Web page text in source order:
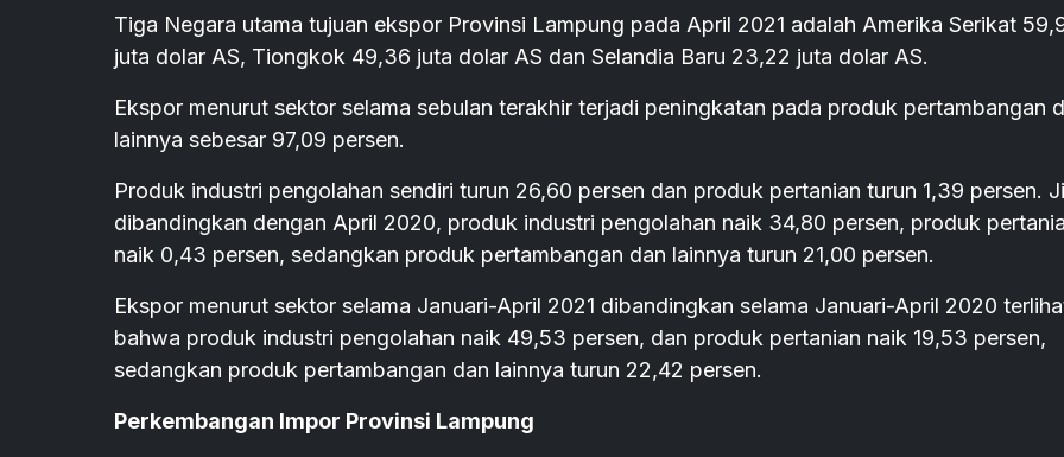
Tiga Negara utama tujuan ekspor Provinsi Lampung pada April 2021 adalah Amerika Serikat
juta dolar AS, Tiongkok 49,36 juta dolar AS dan Selandia Baru 23,22 juta dolar AS.
Ekspor menurut sektor selama sebulan terakhir terjadi peningkatan pada produk pertambangan
lainnya sebesar 97,09 persen.
Produk industri pengolahan sendiri turun 26,60 persen dan produk pertanian turun 1,39 persen.
dibandingkan dengan April 2020, produk industri pengolahan naik 34,80 persen, produk
naik 0,43 persen, sedangkan produk pertambangan dan lainnya turun 21,00 persen.
Ekspor menurut sektor selama Januari-April 2021 dibandingkan selama Januari-April 2020
bahwa produk industri pengolahan naik 49,53 persen, dan produk pertanian naik 19,53 persen,
sedangkan produk pertambangan dan lainnya turun 22,42 persen.
Perkembangan Impor Provinsi Lampung